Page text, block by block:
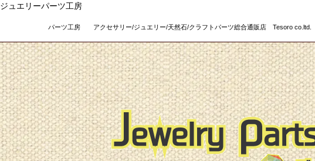
ジュエリーパーツ工房
パーツ工房 アクセサリー/ジュエリー/天然石/クラフトパーツ総合通販店 Tesoro co.ltd.